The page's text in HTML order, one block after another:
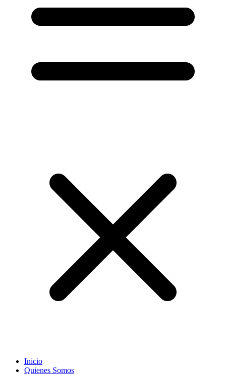
Inicio
Quienes Somos